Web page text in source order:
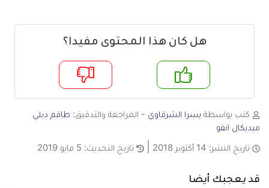
هل كان هذا المحتوى مفيدا؟
لا
كتب بواسطة يسرا الشرقاوي - المراجعة والتدقيق: طاقم ديلي
ميديكال انفو
تاريخ النشر: 14 أكتوبر 2018 تاريخ التحديث: 5 مايو 2019
قد يعجبك أيضا